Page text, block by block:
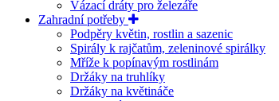
Vázací dráty pro železáře
Zahradní potřeby
Podpěry květin, rostlin a sazenic
Spirály k rajčatům, zeleninové spirálky
Mříže k popínavým rostlinám
Držáky na truhlíky
Držáky na květináče